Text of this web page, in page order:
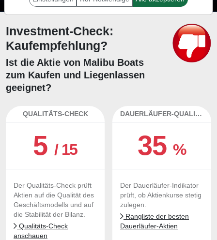
Investment-Check:
Kaufempfehlung?
Ist die Aktie von Malibu Boats
zum Kaufen und Liegenlassen
geeignet?
QUALITÄTS-CHECK
5/ 15
Der Qualitäts-Check prüft
Aktien auf die Qualität des
Geschäftsmodells und auf
die Stabilität der Bilanz.
Qualitäts-Check
anschauen
DAUERLÄUFER-QUALITÄTEN
35%
Der Dauerläufer-Indikator
prüft, ob Aktienkurse stetig
zulegen.
Rangliste der besten
Dauerläufer-Aktien